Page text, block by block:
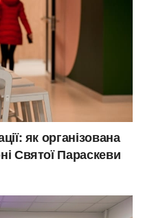
як організована
Святої Параскеви